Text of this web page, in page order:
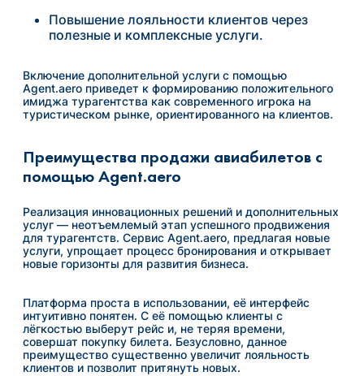
Повышение лояльности клиентов через
полезные и комплексные услуги.
Включение дополнительной услуги с помощью
Agent.aero приведет к формированию положительного
имиджа турагентства как современного игрока на
туристическом рынке, ориентированного на клиентов.
Преимущества продажи авиабилетов с
помощью Agent.aero
Реализация инновационных решений и дополнительных
услуг — неотъемлемый этап успешного продвижения
для турагентств. Сервис Agent.aero, предлагая новые
услуги, упрощает процесс бронирования и открывает
новые горизонты для развития бизнеса.
Платформа проста в использовании, её интерфейс
интуитивно понятен. С её помощью клиенты с
лёгкостью выберут рейс и, не теряя времени,
совершат покупку билета. Безусловно, данное
преимущество существенно увеличит лояльность
клиентов и позволит притянуть новых.